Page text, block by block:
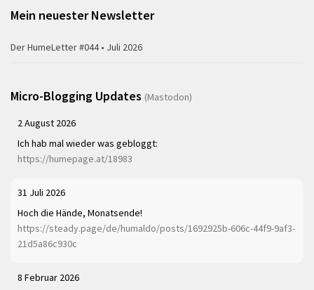
Mein neuester Newsletter
Der HumeLetter #044 • Juli 2026
Micro-Blogging Updates (Mastodon)
2 August 2026
Ich hab mal wieder was gebloggt:
https://humepage.at/18983
31 Juli 2026
Hoch die Hände, Monatsende!
https://steady.page/de/humaldo/posts/1692925b-606c-44f9-9af3-
21d5a86c930c
8 Februar 2026